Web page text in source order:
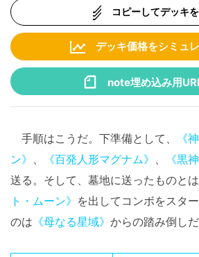
コピーしてデッキ
デッキ価格をシミュ
note埋め込み用
手順はこうだ。下準備として、
《
ン》 、 《百発人形マグナム》 、 《黒
送る。そして、墓地に送ったものと
ト・ムーン》 を出してコンボをスタ
のは 《母なる星域》 からの踏み倒しだ